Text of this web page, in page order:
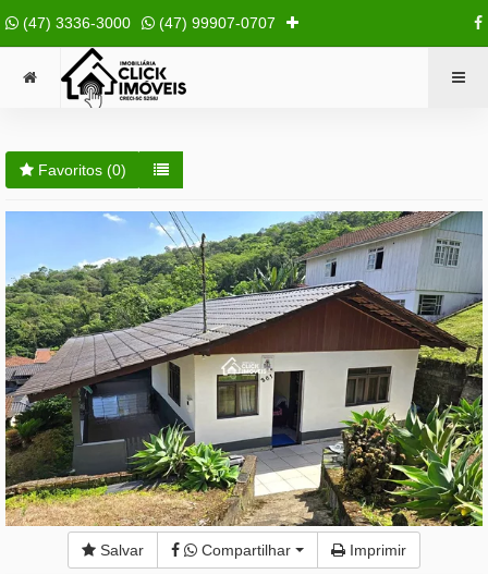
(47) 3336-3000 (47) 99907-0707
Favoritos (0)
Salvar Compartilhar Imprimir